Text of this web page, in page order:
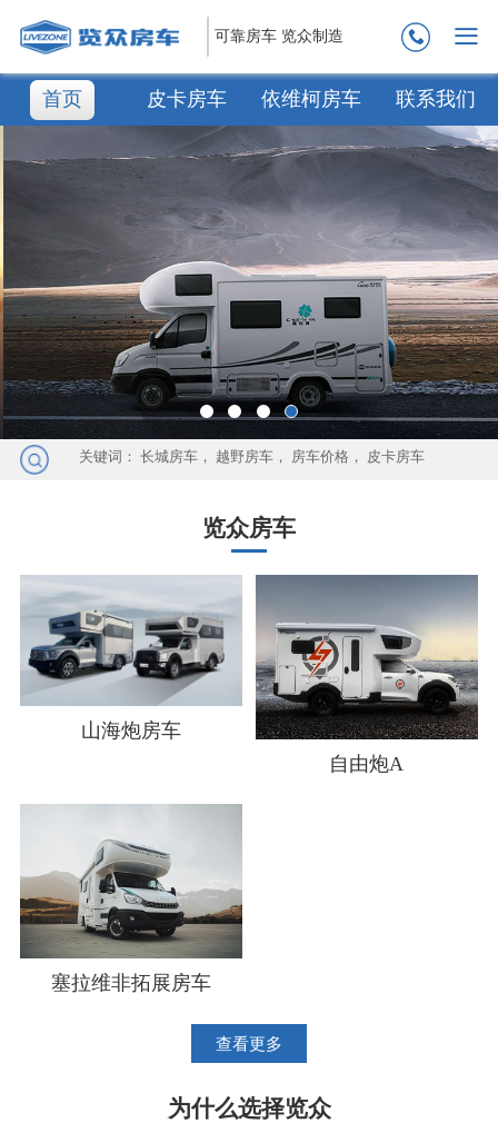
可靠房车 览众制造
首页 皮卡房车 依维柯房车 联系我们
关键词： 长城房车， 越野房车， 房车价格 ， 皮卡房车
览众房车
山海炮房车
自由炮A
塞拉维非拓展房车
查看更多
为什么选择览众